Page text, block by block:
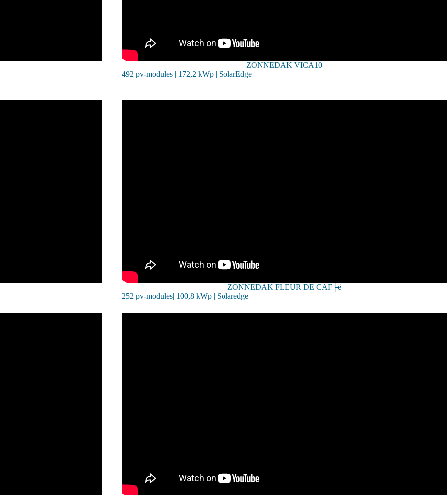
ZONNEDAK VICA10
492 pv-modules | 172,2 kWp | SolarEdge
ZONNEDAK FLEUR DE CAF├ë
252 pv-modules| 100,8 kWp | Solaredge